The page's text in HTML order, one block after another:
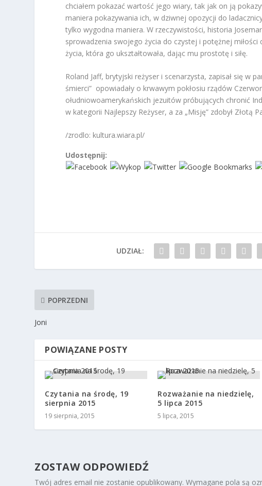
chciałem pokazać wartość jego wiary, tak jak on ją
maniera pokazywania ich, w dziwnej opozycji do
tylko wygodna maniera. W rzeczywistości, historia
sprowadzenia swojego życia do czystej i potężnej
życia, która go ukształtowała, dając mu prostotę i siłę.
Roland Jaff, brytyjski reżyser i scenarzysta, zapisał się w
śmierci” opowiadały o krwawym pokłosiu rządów
ołudniowoamerykańskich jezuitów próbujących chronić
w kategorii Najlepszy Reżyser, a za „Misję” zdobył Złotą
/zrodlo: kultura.wiara.pl/
Udostępnij:
UDZIAŁ:
POPRZEDNI
Joni
POWIĄZANE POSTY
Czytania na środę, 19
sierpnia 2015
19 sierpnia, 2015
Rozważanie na niedzielę,
5 lipca 2015
5 lipca, 2015
ZOSTAW ODPOWIEDŹ
Twój adres email nie zostanie opublikowany. Wymagane pola są